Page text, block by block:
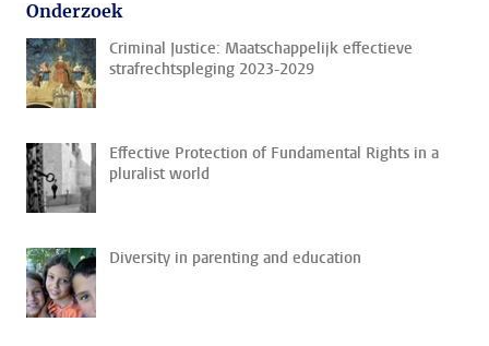
Onderzoek
Criminal Justice: Maatschappelijk effectieve
strafrechtspleging 2023-2029
Effective Protection of Fundamental Rights in a
pluralist world
Diversity in parenting and education